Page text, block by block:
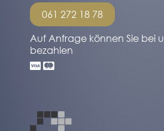
061 272 18 78
Auf Anfrage können Sie bei
bezahlen